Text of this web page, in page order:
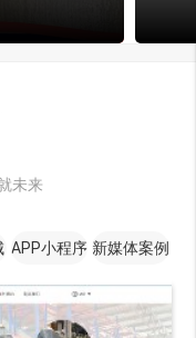
未来
APP小程序 新媒体案例